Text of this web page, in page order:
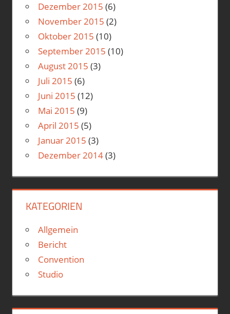
Dezember 2015 (6)
November 2015 (2)
Oktober 2015 (10)
September 2015 (10)
August 2015 (3)
Juli 2015 (6)
Juni 2015 (12)
Mai 2015 (9)
April 2015 (5)
Januar 2015 (3)
Dezember 2014(3)
KATEGORIEN
Allgemein
Bericht
Convention
Studio